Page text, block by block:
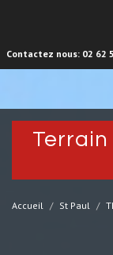
Contactez nous: 02 62
terrain a batir st paul - 249
Accueil St Paul